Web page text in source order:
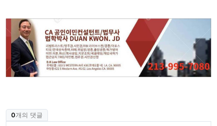
0개의 댓글